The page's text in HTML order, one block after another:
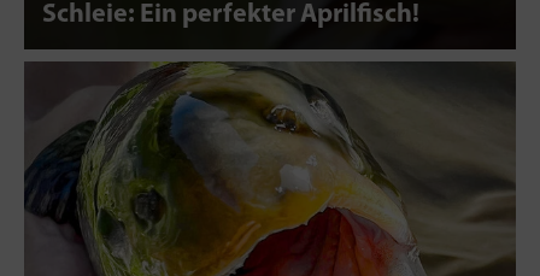
Schleie: Ein perfekter Aprilfisch!